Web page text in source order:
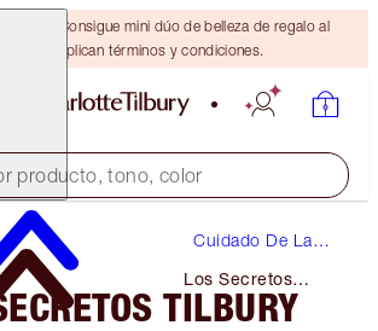
Consigue mini dúo de belleza de regalo al
$110 Se aplican términos y condiciones.
producto, tono, color
Cuidado De La
Los Secretos
Tilbury
TILBURY